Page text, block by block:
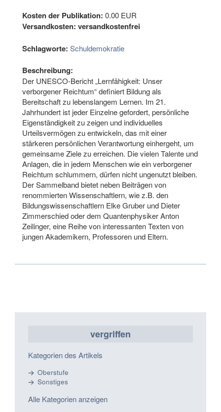
Kosten der Publikation: 0.00 EUR
Versandkosten: versandkostenfrei
Schlagworte: Schuldemokratie
Beschreibung:
Der UNESCO-Bericht „Lernfähigkeit: Unser
verborgener Reichtum“ definiert Bildung als
Bereitschaft zu lebenslangem Lernen. Im 21.
Jahrhundert ist jeder Einzelne gefordert, persönliche
Eigenständigkeit zu zeigen und individuelles
Urteilsvermögen zu entwickeln, das mit einer
stärkeren persönlichen Verantwortung einhergeht, um
gemeinsame Ziele zu erreichen. Die vielen Talente und
Anlagen, die in jedem Menschen wie ein verborgener
Reichtum schlummern, dürfen nicht ungenutzt bleiben.
Der Sammelband bietet neben Beiträgen von
renommierten Wissenschaftlern, wie z.B. den
Bildungswissenschaftlern Elke Gruber und Dieter
Zimmerschied oder dem Quantenphysiker Anton
Zeilinger, eine Reihe von interessanten Texten von
jungen Akademikern, Professoren und Eltern.
vergriffen
Kategorien des Artikels
Oberstufe
Sonstiges
Alle Kategorien anzeigen